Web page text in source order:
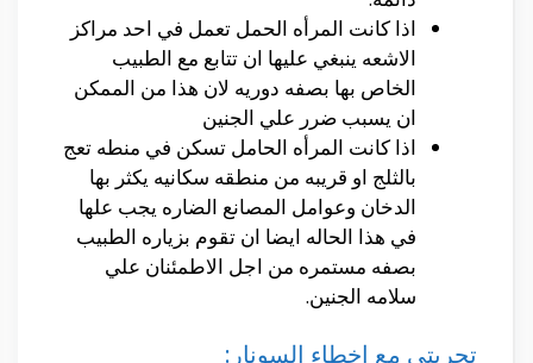
اذا كانت المرأه الحمل تعمل في احد مراكز
الاشعه ينبغي عليها ان تتابع مع الطبيب
الخاص بها بصفه دوريه لان هذا من الممكن
ان يسبب ضرر علي الجنين
اذا كانت المرأه الحامل تسكن في منطه تعج
بالثلج او قريبه من منطقه سكانيه يكثر بها
الدخان وعوامل المصانع الضاره يجب علها
في هذا الحاله ايضا ان تقوم بزياره الطبيب
بصفه مستمره من اجل الاطمئنان علي
سلامه الجنين.
تجربتي مع اخطاء السونار: